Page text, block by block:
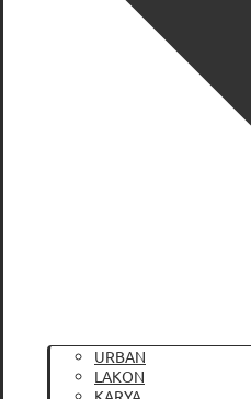
URBAN
LAKON